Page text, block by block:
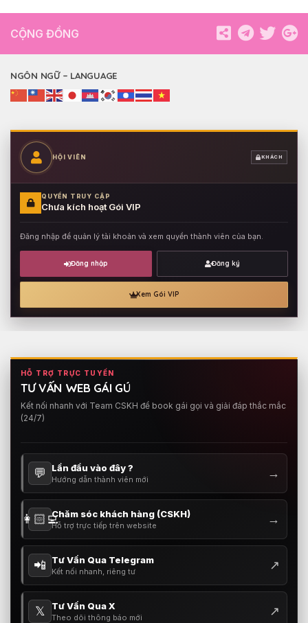
CỘNG ĐỒNG
NGÔN NGỮ – LANGUAGE
HỘI VIÊN KHÁCH
QUYỀN TRUY CẬP
Chưa kích hoạt Gói VIP
Đăng nhập để quản lý tài khoản và xem quyền thành viên của bạn.
Đăng nhập Đăng ký
Xem Gói VIP
HỖ TRỢ TRỰC TUYẾN
TƯ VẤN WEB GÁI GÚ
Kết nối nhanh với Team CSKH để book gái gọi và giải đáp thắc mắc
(24/7)
💬 Lần đầu vào đây ?
Hướng dẫn thành viên mới →
👩🏻‍💻Chăm sóc khách hàng (CSKH)
Hỗ trợ trực tiếp trên website →
📲 Tư Vấn Qua Telegram
Kết nối nhanh, riêng tư ↗
𝕏 Tư Vấn Qua X
Theo dõi thông báo mới ↗